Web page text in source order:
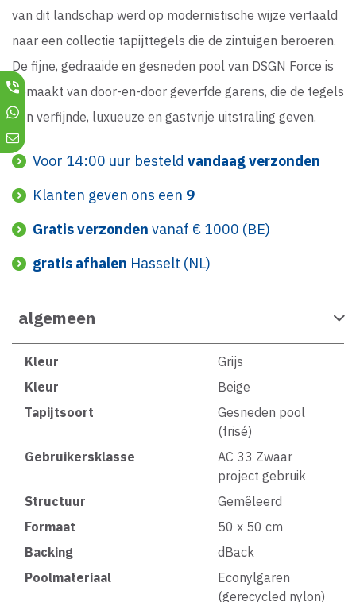
van dit landschap werd op modernistische wijze vertaald
naar een collectie tapijttegels die de zintuigen beroeren.
De fijne, gedraaide en gesneden pool van DSGN Force is
gemaakt van door-en-door geverfde garens, die de tegels
een verfijnde, luxueuze en gastvrije uitstraling geven.
Voor 14:00 uur besteld vandaag verzonden
Klanten geven ons een 9
Gratis verzonden vanaf € 1000 (BE)
gratis afhalen Hasselt (NL)
algemeen
Kleur
Grijs
Kleur
Beige
Tapijtsoort
Gesneden pool
(frisé)
Gebruikersklasse
AC 33 Zwaar
project gebruik
Structuur
Gemêleerd
Formaat
50 x 50 cm
Backing
dBack
Poolmateriaal
Econylgaren
(gerecycled nylon)